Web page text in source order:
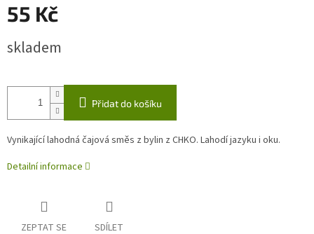
55 Kč
cena:
skladem
Přidat do košíku
Vynikající lahodná čajová směs z bylin z CHKO. Lahodí jazyku i oku.
Detailní informace
ZEPTAT SE SDÍLET